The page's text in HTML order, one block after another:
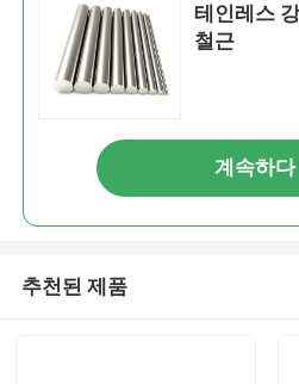
테인레스
철근
계속하다
추천된 제품